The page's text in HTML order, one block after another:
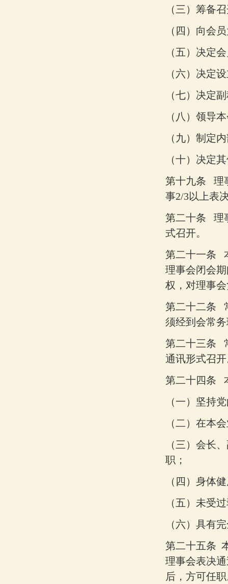
（三） 筹备
（四） 向会
（五） 决定
（六） 决定
（七） 决定
（八） 领导
（九） 制定
（十） 决定
第十九条
理
事2/3以上表
第二十条
理
式召开。
第二十一条
理事会闭会
权，对理事
第二十二条
须经到会常
第二十三条
通讯形式召
第二十四条
（一） 坚持
（二） 在本
（三） 会长
职；
（四） 身体
（五） 未受
（六） 具有
第二十五条
理事会表决
后，方可任